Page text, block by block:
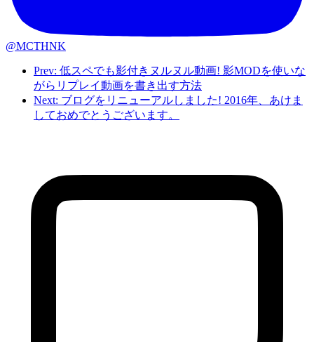
@MCTHNK
Prev: 低スペでも影付きヌルヌル動画! 影MODを使いな
がらリプレイ動画を書き出す方法
Next: ブログをリニューアルしました! 2016年、あけま
しておめでとうございます。